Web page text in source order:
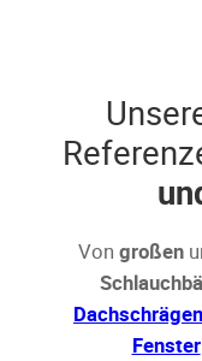
Von großen
Dachschrägen
Fenster